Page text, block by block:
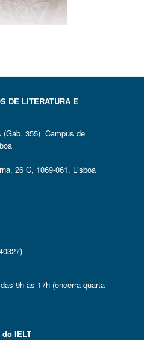
DE LITERATURA E
(Gab. 355) Campus de
26 C, 1069-061, Lisboa
9h às 17h (encerra quarta-
IELT